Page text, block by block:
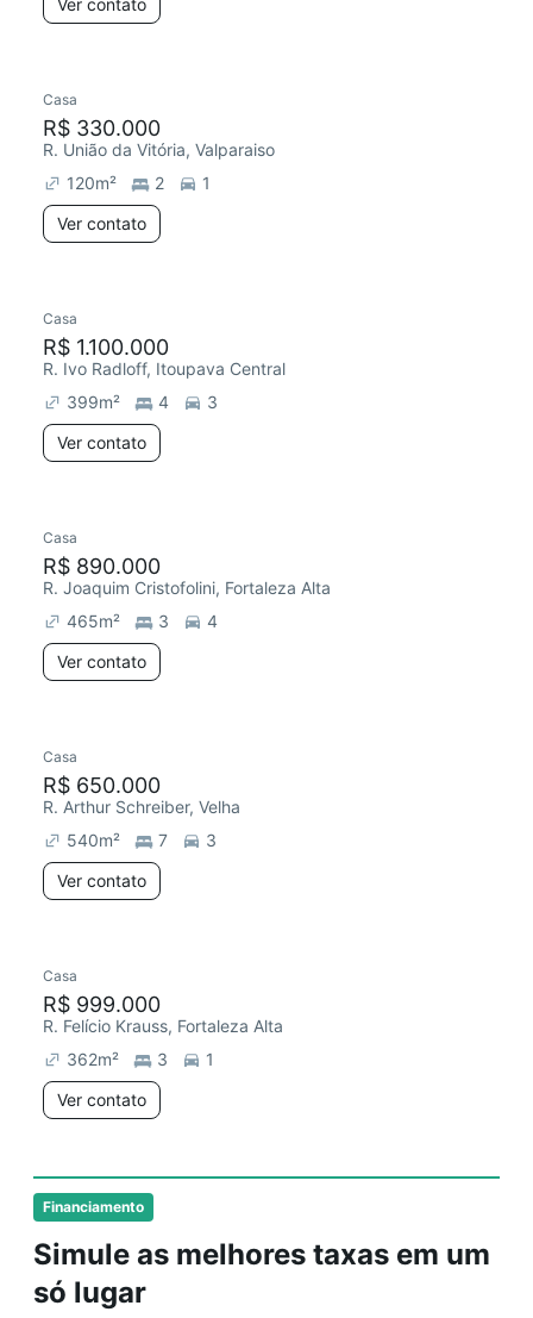
Financiamento
Simule as melhores taxas em um
só lugar
Ver contato
Casa
R$ 330.000
R. União da Vitória, Valparaiso
120m² 2
1
Ver contato
Casa
R$ 1.100.000
R. Ivo Radloff, Itoupava Central
399m² 4
3
Ver contato
Casa
R$ 890.000
R. Joaquim Cristofolini, Fortaleza Alta
465m² 3
4
Ver contato
Casa
R$ 650.000
R. Arthur Schreiber, Velha
540m² 7
3
Ver contato
Casa
R$ 999.000
R. Felício Krauss, Fortaleza Alta
362m² 3
1
Ver contato